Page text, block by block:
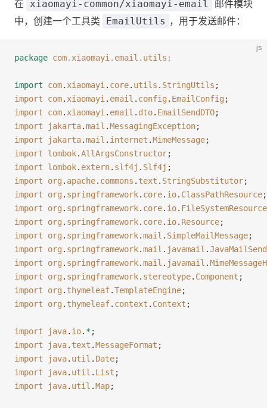
在 xiaomayi-common/xiaomayi-email
邮件模块
中，创建一个工具类
EmailUtils ，用于发送邮件：
js
package com. xiaomayi . email . utils ;
import com. xiaomayi . core. utils . StringUtils ;
import com. xiaomayi . email . config . EmailConfig ;
import com. xiaomayi . email . dto. EmailSendDTO;
import jakarta.mail .MessagingException;
import jakarta.mail . internet .MimeMessage;
import lombok.AllArgsConstructor;
import lombok. extern. slf4j . Slf4j ;
import org . apache. commons . text . StringSubstitutor;
import org . springframework. core. io. ClassPathResource;
import org . springframework. core. io. FileSystemResource
import org . springframework. core. io. Resource;
import org . springframework.mail . SimpleMailMessage;
import org . springframework.mail . javamail .
import org . springframework.mail . javamail .
import org . springframework. stereotype. Component ;
import org . thymeleaf.TemplateEngine;
import org . thymeleaf. context . Context ;
import java. io. * ;
import java. text .MessageFormat ;
import java. util . Date;
import java. util . List ;
import java. util .Map;